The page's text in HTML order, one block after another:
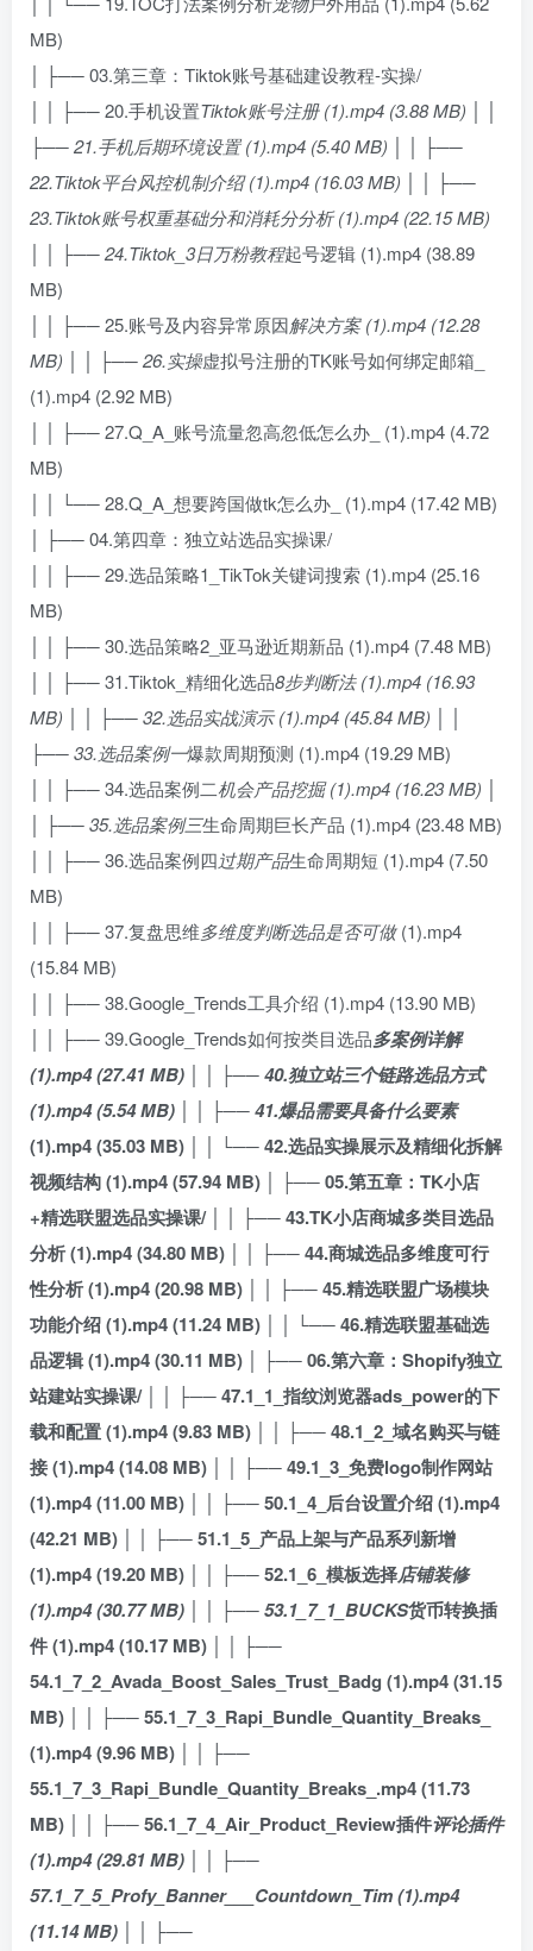
MB)
│ ├── 03.第三章：Tiktok账号基础建设教程-实操/
│ │ ├── 20.手机设置Tiktok账号注册 (1).mp4 (3.88 MB) │ │
├── 21.手机后期环境设置 (1).mp4 (5.40 MB) │ │ ├──
22.Tiktok平台风控机制介绍 (1).mp4 (16.03 MB) │ │ ├──
23.Tiktok账号权重基础分和消耗分分析 (1).mp4 (22.15 MB)
│ │ ├── 24.Tiktok_3日万粉教程起号逻辑 (1).mp4 (38.89
MB)
│ │ ├── 25.账号及内容异常原因解决方案 (1).mp4 (12.28
MB) │ │ ├── 26.实操虚拟号注册的TK账号如何绑定邮箱_
(1).mp4 (2.92 MB)
│ │ ├── 27.Q_A_账号流量忽高忽低怎么办_ (1).mp4 (4.72
MB)
│ │ └── 28.Q_A_想要跨国做tk怎么办_ (1).mp4 (17.42 MB)
│ ├── 04.第四章：独立站选品实操课/
│ │ ├── 29.选品策略1_TikTok关键词搜索 (1).mp4 (25.16
MB)
│ │ ├── 30.选品策略2_亚马逊近期新品 (1).mp4 (7.48 MB)
│ │ ├── 31.Tiktok_精细化选品8步判断法 (1).mp4 (16.93
MB) │ │ ├── 32.选品实战演示 (1).mp4 (45.84 MB) │ │
├── 33.选品案例一爆款周期预测 (1).mp4 (19.29 MB)
│ │ ├── 34.选品案例二机会产品挖掘 (1).mp4 (16.23 MB) │
│ ├── 35.选品案例三生命周期巨长产品 (1).mp4 (23.48 MB)
│ │ ├── 36.选品案例四过期产品生命周期短 (1).mp4 (7.50
MB)
│ │ ├── 37.复盘思维多维度判断选品是否可做(1).mp4
(15.84 MB)
│ │ ├── 38.Google_Trends工具介绍 (1).mp4 (13.90 MB)
│ │ ├── 39.Google_Trends如何按类目选品多案例详解
(1).mp4 (27.41 MB) │ │ ├── 40.独立站三个链路选品方式
(1).mp4 (5.54 MB) │ │ ├── 41.爆品需要具备什么要素
(1).mp4 (35.03 MB) │ │ └── 42.选品实操展示及精细化拆解
视频结构 (1).mp4 (57.94 MB) │ ├── 05.第五章：TK小店
+精选联盟选品实操课/ │ │ ├── 43.TK小店商城多类目选品
分析 (1).mp4 (34.80 MB) │ │ ├── 44.商城选品多维度可行
性分析 (1).mp4 (20.98 MB) │ │ ├── 45.精选联盟广场模块
功能介绍 (1).mp4 (11.24 MB) │ │ └── 46.精选联盟基础选
品逻辑 (1).mp4 (30.11 MB) │ ├── 06.第六章：Shopify独立
站建站实操课/ │ │ ├── 47.1_1_指纹浏览器ads_power的下
载和配置 (1).mp4 (9.83 MB) │ │ ├── 48.1_2_域名购买与链
接 (1).mp4 (14.08 MB) │ │ ├── 49.1_3_免费logo制作网站
(1).mp4 (11.00 MB) │ │ ├── 50.1_4_后台设置介绍 (1).mp4
(42.21 MB) │ │ ├── 51.1_5_产品上架与产品系列新增
(1).mp4 (19.20 MB) │ │ ├── 52.1_6_模板选择店铺装修
(1).mp4 (30.77 MB) │ │ ├── 53.1_7_1_BUCKS货币转换插
件 (1).mp4 (10.17 MB) │ │ ├──
54.1_7_2_Avada_Boost_Sales_Trust_Badg (1).mp4 (31.15
MB) │ │ ├── 55.1_7_3_Rapi_Bundle_Quantity_Breaks_
(1).mp4 (9.96 MB) │ │ ├──
55.1_7_3_Rapi_Bundle_Quantity_Breaks_.mp4 (11.73
MB) │ │ ├── 56.1_7_4_Air_Product_Review插件评论插件
(1).mp4 (29.81 MB) │ │ ├──
57.1_7_5_Profy_Banner___Countdown_Tim (1).mp4
(11.14 MB) │ │ ├──